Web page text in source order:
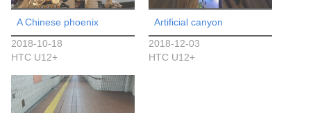
A Chinese phoenix
2018-10-18
HTC U12+
Artificial canyon
2018-12-03
HTC U12+